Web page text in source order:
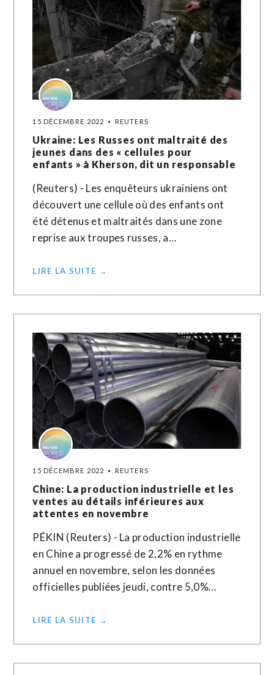
15 DÉCEMBRE 2022 REUTERS
Ukraine: Les Russes ont maltraité des
jeunes dans des « cellules pour
enfants » à Kherson, dit un responsable
(Reuters) - Les enquêteurs ukrainiens ont
découvert une cellule où des enfants ont
été détenus et maltraités dans une zone
reprise aux troupes russes, a…
LIRE LA SUITE →
15 DÉCEMBRE 2022 REUTERS
Chine: La production industrielle et les
ventes au détails inférieures aux
attentes en novembre
PÉKIN (Reuters) - La production industrielle
en Chine a progressé de 2,2% en rythme
annuel en novembre, selon les données
officielles publiées jeudi, contre 5,0%…
LIRE LA SUITE →